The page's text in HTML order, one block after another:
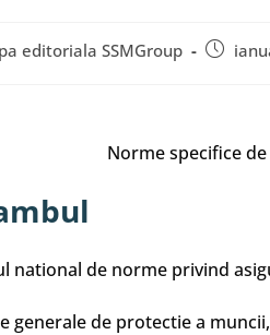
editoriala SSMGroup
Norme specifice
national de norme privind
generale de protectie a